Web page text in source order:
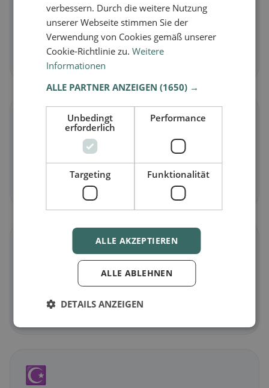
Veganoin Bremgarten (AG)
Piatti vegetali e cucina vegana
Scopri ora →
Vegetarianoin Bremgarten (AG)
Piatti senza carne e classici vegetariani
in Bremgarten (AG)
Scopri ora →
☪️
verbessern. Durch die weitere Nutzung
unserer Webseite stimmen Sie der
Verwendung von Cookies gemäß unserer
Cookie-Richtlinie zu.Weitere
Informationen
ALLE PARTNER ANZEIGEN(1650) →
Unbedingt
erforderlich
Performance
Targeting Funktionalität
ALLE AKZEPTIEREN
ALLE ABLEHNEN
DETAILS ANZEIGEN